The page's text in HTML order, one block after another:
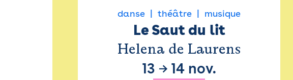
danse théâtre musique
Le Saut du lit
Helena de Laurens
13 → 14 nov.